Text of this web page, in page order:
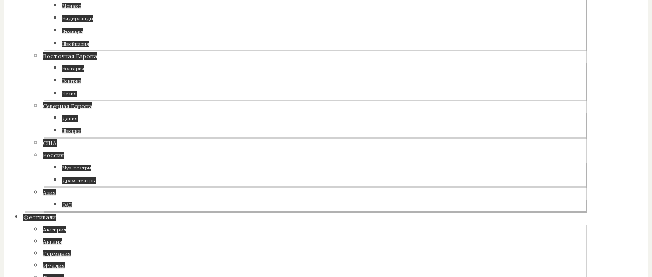
Монако
Нидерланды
Франция
Швейцария
Восточная Европа
Болгария
Венгрия
Чехия
Северная Европа
Дания
Швеция
США
Россия
Муз. театры
Драм. театры
Азия
ОАЭ
Фестивали
Австрия
Англия
Германия
Италия